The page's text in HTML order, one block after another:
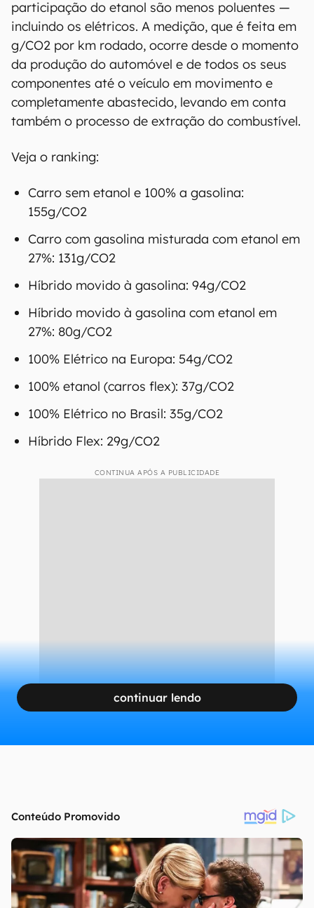
participação do etanol são menos poluentes —
incluindo os elétricos. A medição, que é feita em
g/CO2 por km rodado, ocorre desde o momento
da produção do automóvel e de todos os seus
componentes até o veículo em movimento e
completamente abastecido, levando em conta
também o processo de extração do combustível.
Veja o ranking:
Carro sem etanol e 100% a gasolina:
155g/CO2
Carro com gasolina misturada com etanol em
27%: 131g/CO2
Híbrido movido à gasolina: 94g/CO2
Híbrido movido à gasolina com etanol em
27%: 80g/CO2
100% Elétrico na Europa: 54g/CO2
100% etanol (carros flex): 37g/CO2
100% Elétrico no Brasil: 35g/CO2
Híbrido Flex: 29g/CO2
CONTINUA APÓS A PUBLICIDADE
continuar lendo